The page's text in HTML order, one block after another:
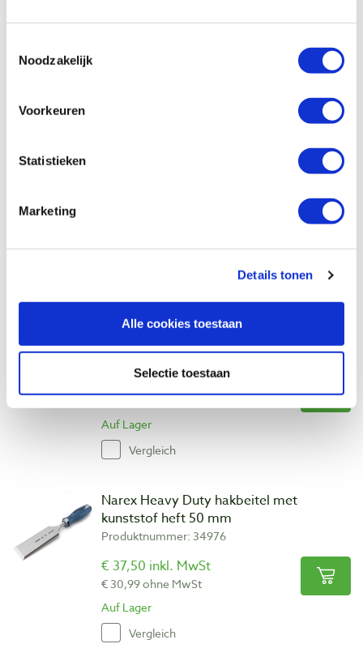
Noodzakelijk
Voorkeuren
Statistieken
Marketing
Details tonen
Alle cookies toestaan
Selectie toestaan
Narex Heavy Duty hakbeitel met
Produktnummer: 34975
€ 28,00 inkl. MwSt
€ 23,14 ohne MwSt
Auf Lager
Vergleich
Narex Heavy Duty hakbeitel met
kunststof heft 50 mm
Produktnummer: 34976
€ 37,50 inkl. MwSt
€ 30,99 ohne MwSt
Auf Lager
Vergleich